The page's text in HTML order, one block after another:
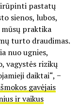
pastatų
sienos, lubos,
praktika
turto draudimas.
nuo ugnies,
vagystės rizikų
daiktai“, −
gavėjais
ir vaikus